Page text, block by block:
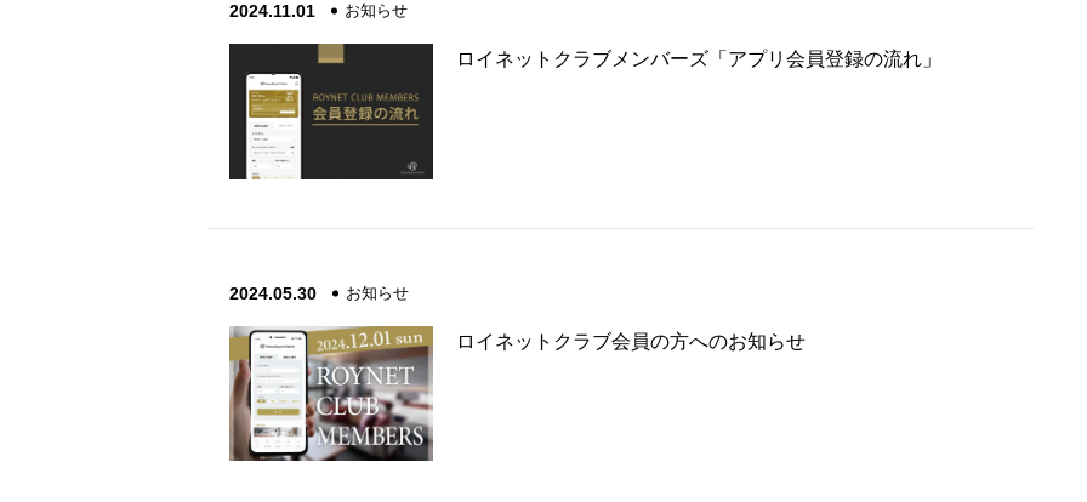
2024.11.01 お知らせ
ロイネットクラブメンバーズ「アプリ会員登録の流れ」
2024.05.30 お知らせ
ロイネットクラブ会員の方へのお知らせ